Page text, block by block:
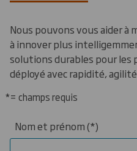
Nous pouvons vous aider à
à innover plus
solutions durables pour
déployé avec rapidité,
*= champs requis
Nom et prénom